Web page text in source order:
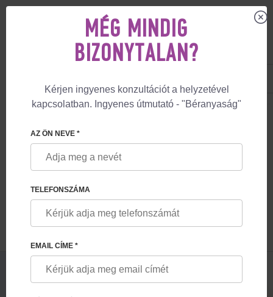
BLOG AZ ÉLET UKRAJNÁBAN, A HÁBORÚ ÁRNYÉKÁBAN, A FHRG
AZ ÉLET UKRAJNÁBAN, A HÁBORÚ
ÁRNYÉKÁBAN, A FESKOV HUMAN
REPRODUCTION GROUP TEVÉKENYSÉGE
A HÁBORÚ ALATT
MÉG MINDIG
BIZONYTALAN?
Kérjen ingyenes konzultációt a helyzetével
kapcsolatban. Ingyenes útmutató - "Béranyaság"
AZ ÖN NEVE *
TELEFONSZÁMA
EMAIL CÍME *